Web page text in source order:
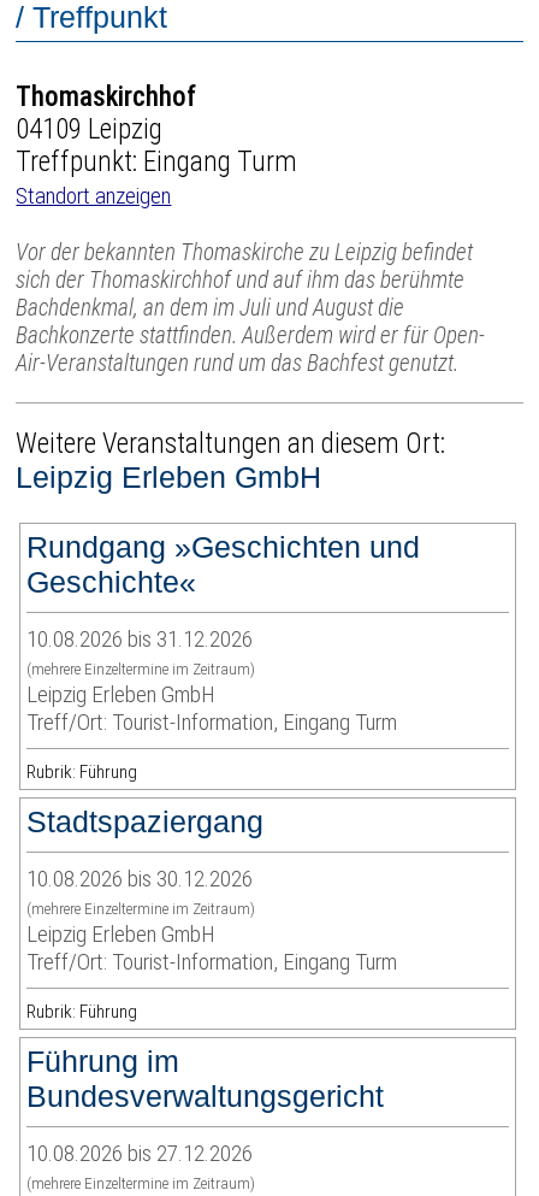
/ Treffpunkt
Thomaskirchhof
04109 Leipzig
Treffpunkt: Eingang Turm
Standort anzeigen
Vor der bekannten Thomaskirche zu Leipzig befindet
sich der Thomaskirchhof und auf ihm das berühmte
Bachdenkmal, an dem im Juli und August die
Bachkonzerte stattfinden. Außerdem wird er für Open-
Air-Veranstaltungen rund um das Bachfest genutzt.
Weitere Veranstaltungen an diesem Ort:
Leipzig Erleben GmbH
Rundgang »Geschichten und
Geschichte«
10.08.2026 bis 31.12.2026
(mehrere Einzeltermine im Zeitraum)
Leipzig Erleben GmbH
Treff/Ort: Tourist-Information, Eingang Turm
Rubrik: Führung
Stadtspaziergang
10.08.2026 bis 30.12.2026
(mehrere Einzeltermine im Zeitraum)
Leipzig Erleben GmbH
Treff/Ort: Tourist-Information, Eingang Turm
Rubrik: Führung
Führung im
Bundesverwaltungsgericht
10.08.2026 bis 27.12.2026
(mehrere Einzeltermine im Zeitraum)